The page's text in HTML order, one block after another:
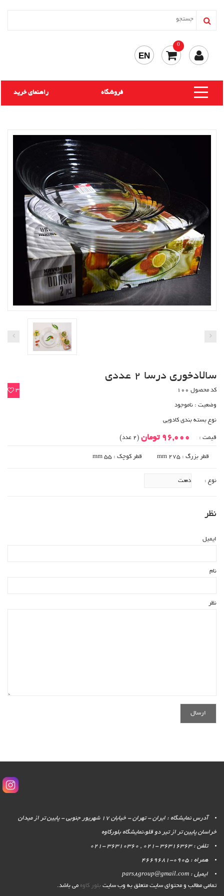
0
EN
راهنمای خرید فروشگاه
سالادخوری درسا 2 عددی
3 کد محصول 100
وضعیت : ناموجود
نوع بسته بندی کادویی
قیمت : 96,000 تومان (2 عدد)
قطر بزرگ : 275 mm قطر کوچک : 55 mm
نوع :
نظر
ایمیل
نام
نظر
آدرس نمایشگاه : ایران - تهران - خیابان 17 شهریور جنوبی - پایین تر از میدان
خراسان پایین تر از تیر دو قلو،نمایشگاه بلورکاوه
تلفن : 36316363 -021 , 36310360 -021
همراه : 0905-4669681
ایمیل : pars8group@gmail.com
تمامی مطالب و محتوای سایت متعلق به وب سایت بلور کاوه می باشد.